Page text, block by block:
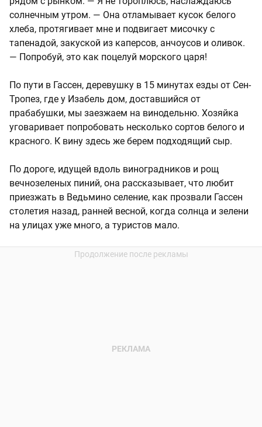
солнечным утром. — Она отламывает кусок белого
хлеба, протягивает мне и подвигает мисочку с
тапенадой, закуской из каперсов, анчоусов и оливок.
— Попробуй, это как поцелуй морского царя!
По пути в Гассен, деревушку в 15 минутах езды от Сен-
Тропез, где у Изабель дом, доставшийся от
прабабушки, мы заезжаем на винодельню. Хозяйка
уговаривает попробовать несколько сортов белого и
красного. К вину здесь же берем подходящий сыр.
По дороге, идущей вдоль виноградников и рощ
вечнозеленых пиний, она рассказывает, что любит
приезжать в Ведьмино селение, как прозвали Гассен
столетия назад, ранней весной, когда солнца и зелени
на улицах уже много, а туристов мало.